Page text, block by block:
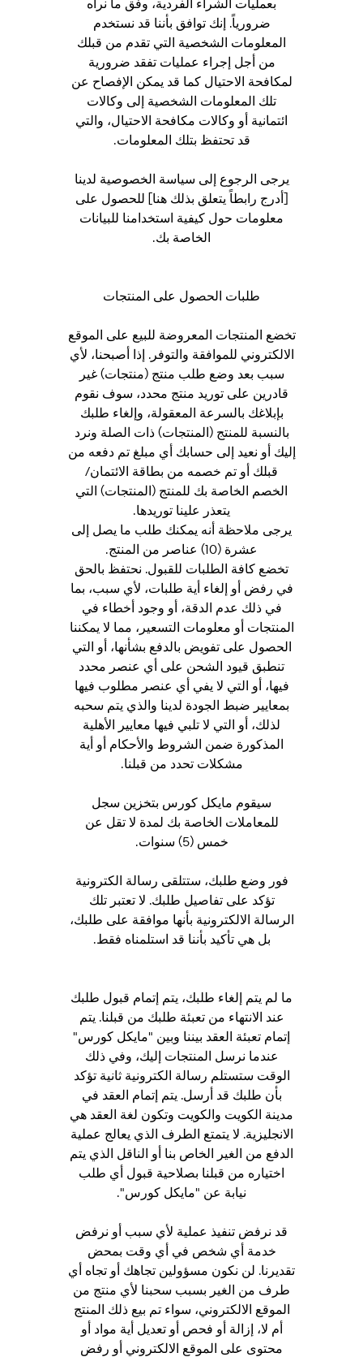
ضرورياً. إنك توافق بأننا قد نستخدم
المعلومات الشخصية التي تقدم من قبلك
من أجل إجراء عمليات تفقد ضرورية
لمكافحة الاحتيال كما قد يمكن الإفصاح عن
تلك المعلومات الشخصية إلى وكالات
ائتمانية أو وكالات مكافحة الاحتيال، والتي
قد تحتفظ بتلك المعلومات.
يرجى الرجوع إلى سياسة الخصوصية لدينا
[أدرج رابطاً يتعلق بذلك هنا] للحصول على
معلومات حول كيفية استخدامنا للبيانات
الخاصة بك.
طلبات الحصول على المنتجات
تخضع المنتجات المعروضة للبيع على الموقع
الالكتروني للموافقة والتوفر. إذا أصبحنا، لأي
سبب بعد وضع طلب منتج (منتجات) غير
قادرين على توريد منتج محدد، سوف نقوم
بإبلاغك بالسرعة المعقولة، وإلغاء طلبك
بالنسبة للمنتج (المنتجات) ذات الصلة ونرد
إليك أو نعيد إلى حسابك أي مبلغ تم دفعه من
قبلك أو تم خصمه من بطاقة الائتمان/
الخصم الخاصة بك للمنتج (المنتجات) التي
يتعذر علينا توريدها.
يرجى ملاحظة أنه يمكنك طلب ما يصل إلى
عشرة (10) عناصر من المنتج.
تخضع كافة الطلبات للقبول. نحتفظ بالحق
في رفض أو إلغاء أية طلبات، لأي سبب، بما
في ذلك عدم الدقة، أو وجود أخطاء في
المنتجات أو معلومات التسعير، مما لا يمكننا
الحصول على تفويض بالدفع بشأنها، أو التي
تنطبق قيود الشحن على أي عنصر محدد
فيها، أو التي لا يفي أي عنصر مطلوب فيها
بمعايير ضبط الجودة لدينا والذي يتم سحبه
لذلك، أو التي لا تلبي فيها معايير الأهلية
المذكورة ضمن الشروط والأحكام أو أية
مشكلات تحدد من قبلنا.
سيقوم مايكل كورس بتخزين سجل
للمعاملات الخاصة بك لمدة لا تقل عن
خمس (5) سنوات.
فور وضع طلبك، ستتلقى رسالة الكترونية
تؤكد على تفاصيل طلبك. لا تعتبر تلك
الرسالة الالكترونية بأنها موافقة على طلبك،
بل هي تأكيد بأننا قد استلمناه فقط.
ما لم يتم إلغاء طلبك، يتم إتمام قبول طلبك
عند الانتهاء من تعبئة طلبك من قبلنا. يتم
إتمام تعبئة العقد بيننا وبين "مايكل كورس"
عندما نرسل المنتجات إليك، وفي ذلك
الوقت ستستلم رسالة الكترونية ثانية تؤكد
بأن طلبك قد أرسل. يتم إتمام العقد في
مدينة الكويت والكويت وتكون لغة العقد هي
الانجليزية. لا يتمتع الطرف الذي يعالج عملية
الدفع من الغير الخاص بنا أو الناقل الذي يتم
اختياره من قبلنا بصلاحية قبول أي طلب
نيابة عن "مايكل كورس".
قد نرفض تنفيذ عملية لأي سبب أو نرفض
خدمة أي شخص في أي وقت بمحض
تقديرنا. لن نكون مسؤولين تجاهك أو تجاه أي
طرف من الغير بسبب سحبنا لأي منتج من
الموقع الالكتروني، سواء تم بيع ذلك المنتج
أم لا، إزالة أو فحص أو تعديل أية مواد أو
محتوى على الموقع الالكتروني أو رفض